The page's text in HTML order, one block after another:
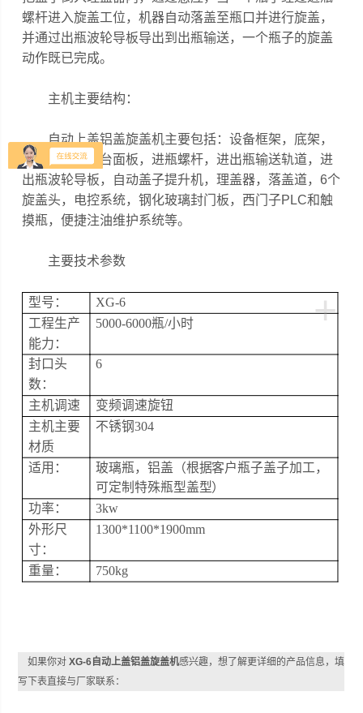
螺杆进入旋盖工位，机器自动落盖至瓶口并进行旋盖，
并通过出瓶波轮导板导出到出瓶输送，一个瓶子的旋盖
动作既已完成。
主机主要结构：
自动上盖铝盖旋盖机主要包括：设备框架，底架，
电机，主轴，台面板，进瓶螺杆，进出瓶输送轨道，进
出瓶波轮导板，自动盖子提升机，理盖器，落盖道，6个
旋盖头，电控系统，钢化玻璃封门板，西门子PLC和触
摸瓶，便捷注油维护系统等。
主要技术参数
+
型号： XG-6
工程生产
能力：
5000-6000瓶/小时
封口头
数：
6
主机调速
变频调速旋钮
主机主要
材质
不锈钢304
适用： 玻璃瓶，铝盖（根据客户瓶子盖子加工，
可定制特殊瓶型盖型）
功率：
3kw
外形尺
寸：
1300*1100*1900mm
重量： 750kg
如果你对XG-6自动上盖铝盖旋盖机感兴趣，想了解更详细的产品信息，填
写下表直接与厂家联系：